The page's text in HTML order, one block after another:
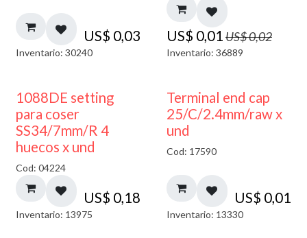
US$ 0,03
Inventario: 30240
US$ 0,01 US$0,02
Inventario: 36889
1088DE setting
para coser
SS34/7mm/R 4
huecos x und
Cod: 04224
US$ 0,18
Inventario: 13975
Terminal end cap
25/C/2.4mm/raw x
und
Cod: 17590
US$ 0,01
Inventario: 13330